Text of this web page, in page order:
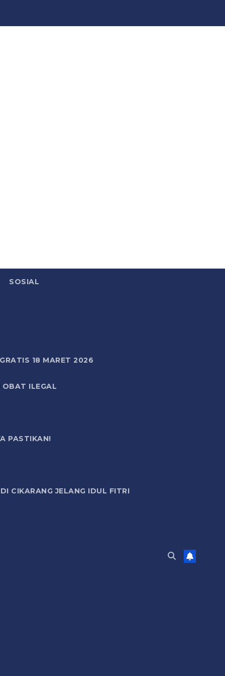
SOSIAL
18 MARET 2026
OBAT ILEGAL
PASTIKAN!
CIKARANG JELANG IDUL FITRI